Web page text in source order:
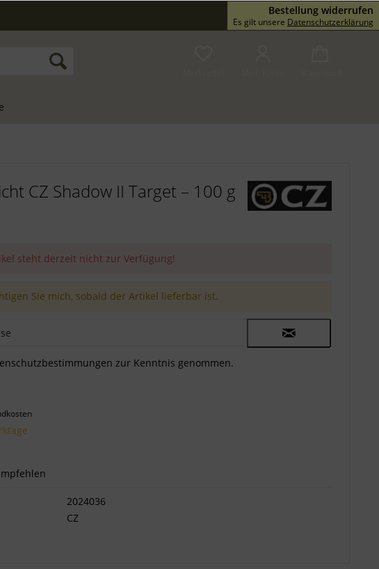
Service/Hilfe
CZ Shadow II Target – 100 g
steht derzeit nicht zur Verfügung!
Sie mich, sobald der Artikel lieferbar ist.
zur Kenntnis genommen.
2024036
CZ
Bestellung widerrufen
Es gilt unsere Datenschutzerklärung